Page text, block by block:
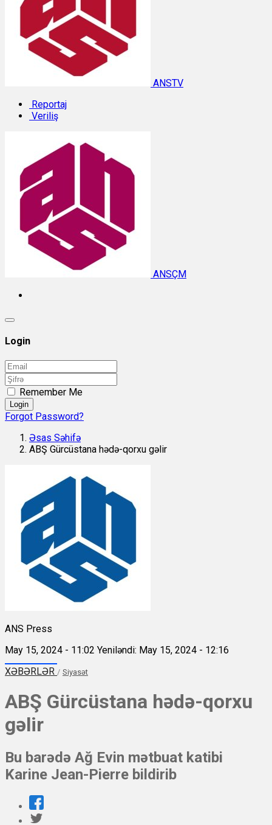
ANSTV
Reportaj
Veriliş
ANSÇM
Login
Remember Me
Login
Forgot Password?
Əsas Səhifə
ABŞ Gürcüstana hədə-qorxu gəlir
ANS Press
May 15, 2024 - 11:02 Yeniləndi: May 15, 2024 - 12:16
XƏBƏRLƏR / Siyasət
ABŞ Gürcüstana hədə-qorxu
gəlir
Bu barədə Ağ Evin mətbuat katibi
Karine Jean-Pierre bildirib